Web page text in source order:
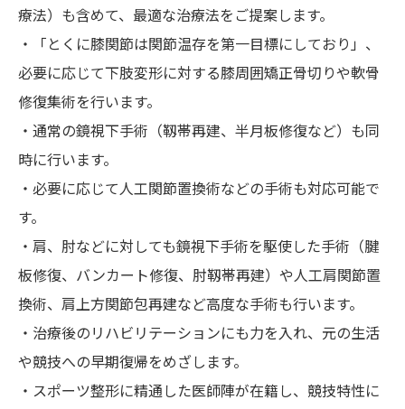
療法）も含めて、最適な治療法をご提案します。
・「とくに膝関節は関節温存を第一目標にしており」、
必要に応じて下肢変形に対する膝周囲矯正骨切りや軟骨
修復集術を行います。
・通常の鏡視下手術（靱帯再建、半月板修復など）も同
時に行います。
・必要に応じて人工関節置換術などの手術も対応可能で
す。
・肩、肘などに対しても鏡視下手術を駆使した手術（腱
板修復、バンカート修復、肘靱帯再建）や人工肩関節置
換術、肩上方関節包再建など高度な手術も行います。
・治療後のリハビリテーションにも力を入れ、元の生活
や競技への早期復帰をめざします。
・スポーツ整形に精通した医師陣が在籍し、競技特性に